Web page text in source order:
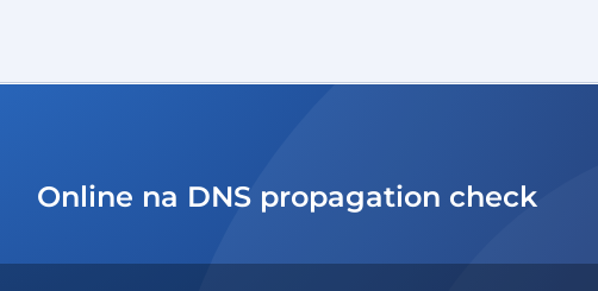
Online na DNS propagation check